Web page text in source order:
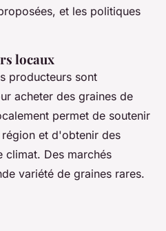
et les politiques
locaux
producteurs sont
acheter des graines de
permet de soutenir
et d'obtenir des
climat. Des marchés
variété de graines rares.